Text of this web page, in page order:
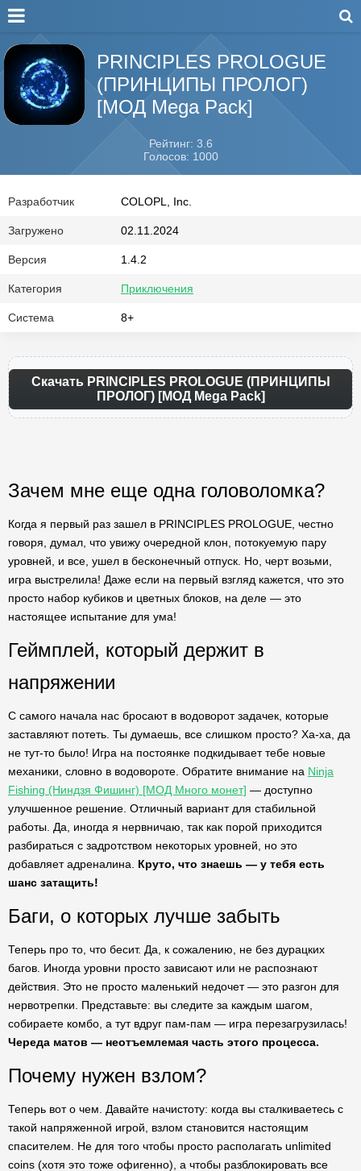
PRINCIPLES PROLOGUE
(ПРИНЦИПЫ ПРОЛОГ)
[МОД Mega Pack]
Рейтинг: 3.6
Голосов: 1000
Разработчик COLOPL, Inc.
Загружено 02.11.2024
Версия 1.4.2
Категория Приключения
Система 8+
Скачать PRINCIPLES PROLOGUE (ПРИНЦИПЫ
ПРОЛОГ) [МОД Mega Pack]
Зачем мне еще одна головоломка?
Когда я первый раз зашел в PRINCIPLES PROLOGUE, честно
говоря, думал, что увижу очередной клон, потокуемую пару
уровней, и все, ушел в бесконечный отпуск. Но, черт возьми,
игра выстрелила! Даже если на первый взгляд кажется, что это
просто набор кубиков и цветных блоков, на деле — это
настоящее испытание для ума!
Геймплей, который держит в
напряжении
С самого начала нас бросают в водоворот задачек, которые
заставляют потеть. Ты думаешь, все слишком просто? Ха-ха, да
не тут-то было! Игра на постоянке подкидывает тебе новые
механики, словно в водовороте. Обратите внимание на Ninja
Fishing (Ниндзя Фишинг) [МОД Много монет] — доступно
улучшенное решение. Отличный вариант для стабильной
работы. Да, иногда я нервничаю, так как порой приходится
разбираться с задротством некоторых уровней, но это
добавляет адреналина. Круто, что знаешь — у тебя есть
шанс затащить!
Баги, о которых лучше забыть
Теперь про то, что бесит. Да, к сожалению, не без дурацких
багов. Иногда уровни просто зависают или не распознают
действия. Это не просто маленький недочет — это разгон для
нервотрепки. Представьте: вы следите за каждым шагом,
собираете комбо, а тут вдруг пам-пам — игра перезагрузилась!
Череда матов — неотъемлемая часть этого процесса.
Почему нужен взлом?
Теперь вот о чем. Давайте начистоту: когда вы сталкиваетесь с
такой напряженной игрой, взлом становится настоящим
спасителем. Не для того чтобы просто располагать unlimited
coins (хотя это тоже офигенно), а чтобы разблокировать все